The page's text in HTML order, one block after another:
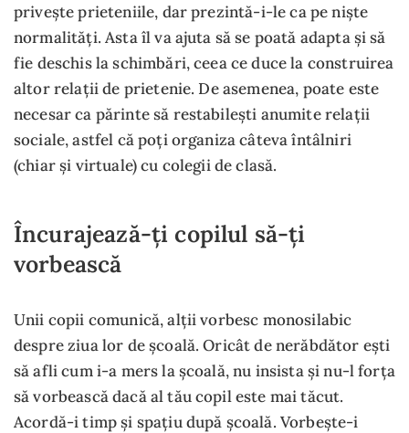
privește prieteniile, dar prezintă-i-le ca pe niște
normalități. Asta îl va ajuta să se poată adapta și să
fie deschis la schimbări, ceea ce duce la construirea
altor relații de prietenie. De asemenea, poate este
necesar ca părinte să restabilești anumite relații
sociale, astfel că poți organiza câteva întâlniri
(chiar și virtuale) cu colegii de clasă.
Încurajează-ți copilul să-ți
vorbească
Unii copii comunică, alții vorbesc monosilabic
despre ziua lor de școală. Oricât de nerăbdător ești
să afli cum i-a mers la școală, nu insista și nu-l forța
să vorbească dacă al tău copil este mai tăcut.
Acordă-i timp și spațiu după școală. Vorbește-i